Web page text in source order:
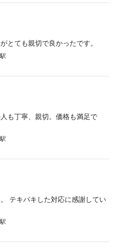
とても親切で良かったです。
も丁寧、親切。価格も満足で
テキパキした対応に感謝してい